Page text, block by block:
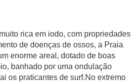
rica em iodo, com propriedades
de doenças de ossos, a Praia
enorme areal, dotado de boas
banhado por uma ondulação
os praticantes de surf.No extremo